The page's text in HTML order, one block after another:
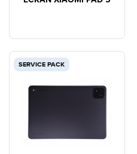
SERVICE PACK